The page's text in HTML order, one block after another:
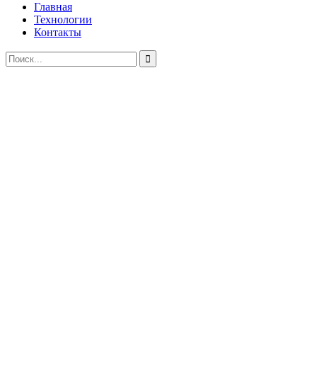
Главная
Технологии
Контакты